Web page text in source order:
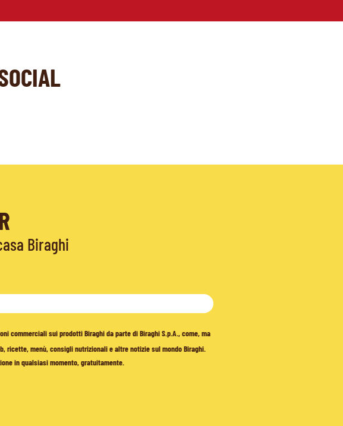
Biraghi
commerciali sui prodotti Biraghi da parte di Biraghi S.p.A., come, ma
ricette, menù, consigli nutrizionali e altre notizie sul mondo Biraghi.
in qualsiasi momento, gratuitamente.